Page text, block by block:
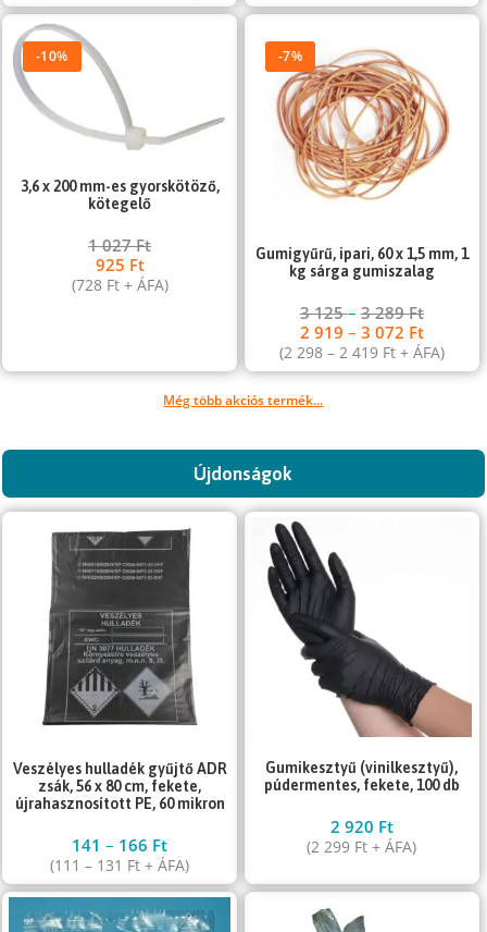
-10%
3,6 x 200 mm-es gyorskötöző,
kötegelő
1 027Ft
925 Ft
(728 Ft+ ÁFA)
-7%
Gumigyűrű, ipari, 60 x 1,5 mm, 1
kg sárga gumiszalag
3 125– 3 289Ft
2 919 – 3 072 Ft
(2 298 – 2 419 Ft+ ÁFA)
Még több akciós termék...
Újdonságok
Veszélyes hulladék gyűjtő ADR
zsák, 56 x 80 cm, fekete,
újrahasznosított PE, 60 mikron
141– 166 Ft
(111– 131 Ft + ÁFA)
Gumikesztyű (vinilkesztyű),
púdermentes, fekete, 100 db
2 920 Ft
(2 299 Ft + ÁFA)